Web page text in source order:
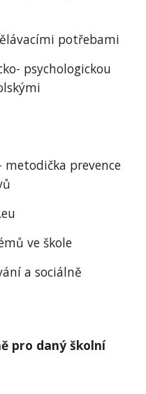
potřebami
psychologickou
metodička prevence
ve škole
a sociálně
pro daný školní